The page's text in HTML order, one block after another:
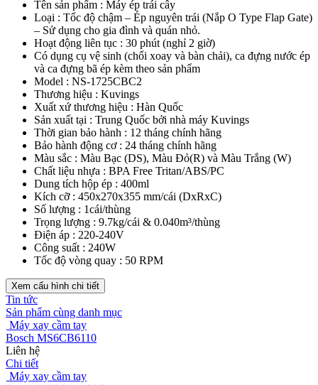
Nhằm đảm bảo sự an toàn sử dụng cho khách hàng, Thương hiệu
Kuvings đã tích hợp hệ thống vận hành và khóa an toàn kép sẽ vô
hiệu hóa hoạt động khi các bộ phận của máy ép trái cây tốc độ chậm
Kuvings không được lắp ráp đúng cách để đảm bảo an toàn và hạn
chế các sự cố đáng tiếc xảy ra trong quá trình sử dụng. Ngoài ra,
máy ép trái cây tốc độ chậm Kuvings còn tích hợp chế độ cảm ứng
nhiệt và quá tải an toàn tự động sẽ vô hiệu hóa hoạt động khi thiết bị
hoạt động liên tục hơn 30 phút và các thành phần nguyên liệu cho
vào để ép quá nhiều cùng một lúc để ngăn ngừa sốc điện, chống
cháy nổ, bảo vệ và duy trì tuổi thọ cho máy ép trái cây tốc độ chậm
Kuvings.
An toàn & dễ dàng vệ sinh
Máy ép trái cây tốc độ chậm Kuvings NS-1725CBC2 là sản phẩm
không chứa chất gây ung thư “PFOA” với nhựa cao cấp
BPA FreevàABSkhông chứa chất độc hại cho sức khỏe, độ bền
cao và trong suốt giúp bạn dễ quan sát quá trình ép trái cây cũng
như hạn chế bám bẩn và dễ vệ sinh. Không chỉ vậy, với chổi xoay
vệ sinh được thiết kế dành riêng cho tất cả các máy ép trái cây tốc
độ chậm hiệu Kuvings giúp bạn dễ dàng vệ sinh và tiết kiệm thời
gian vệ sinh. Ngoài ra, các bộ phận của máy ép tốc độ chậm dễ
dàng tháo rời để thuận tiện vệ sinh.
Xem thêm
So sánh với các sản phẩm tương tự